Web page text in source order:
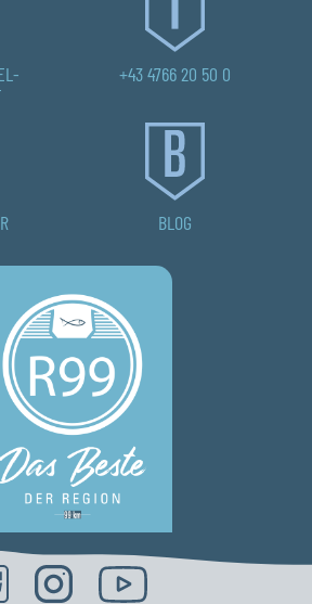
+43 4766 20 50 0
BLOG